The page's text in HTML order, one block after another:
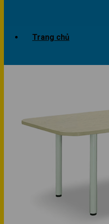
Trang chủ
Dự án